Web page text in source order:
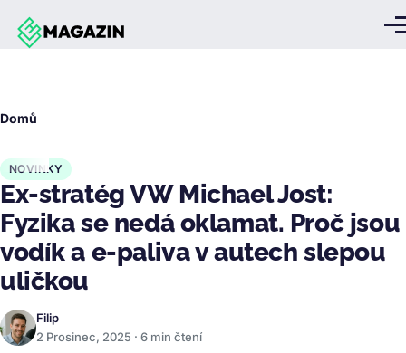
Přejít k hlavnímu obsahu
Domů
NOVINKY
Ex-stratég VW Michael Jost:
Fyzika se nedá oklamat. Proč jsou
vodík a e-paliva v autech slepou
uličkou
Filip
2 Prosinec, 2025 · 6 min čtení